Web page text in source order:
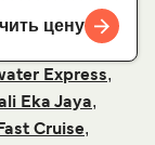
цену
Express,
Eka Jaya,
Cruise,